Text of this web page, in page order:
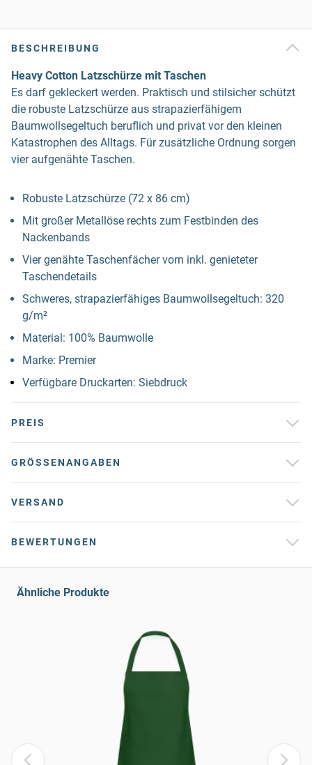
BESCHREIBUNG
Heavy Cotton Latzschürze mit Taschen
Es darf gekleckert werden. Praktisch und stilsicher schützt
die robuste Latzschürze aus strapazierfähigem
Baumwollsegeltuch beruflich und privat vor den kleinen
Katastrophen des Alltags. Für zusätzliche Ordnung sorgen
vier aufgenähte Taschen.
Robuste Latzschürze (72 x 86 cm)
Mit großer Metallöse rechts zum Festbinden des
Nackenbands
Vier genähte Taschenfächer vorn inkl. genieteter
Taschendetails
Schweres, strapazierfähiges Baumwollsegeltuch: 320
g/m²
Material: 100% Baumwolle
Marke: Premier
Verfügbare Druckarten: Siebdruck
PREIS
GRÖSSENANGABEN
VERSAND
BEWERTUNGEN
Ähnliche Produkte